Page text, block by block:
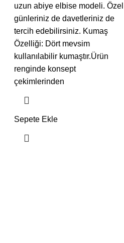
uzun abiye elbise modeli. Özel
günleriniz de davetleriniz de
tercih edebilirsiniz. Kumaş
Özelliği: Dört mevsim
kullanılabilir kumaştır.Ürün
renginde konsept
çekimlerinden
Sepete Ekle